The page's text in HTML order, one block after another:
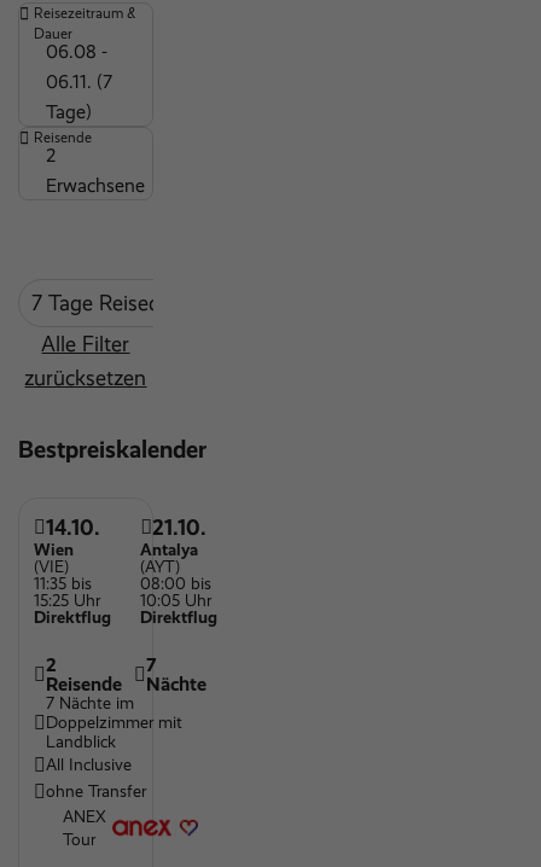
Outdoor Pool
Sauna
Wasserrutsche
Wassersportmöglichkeiten
Wellnessbereich
Kinderpool
Restaurant
Sandstrand
Reisezeitraum &
Dauer
06.08 -
06.11. (7
Tage)
Reisende
2
Erwachsene
7 Tage Reisedauer
Alle Filter
zurücksetzen
Bestpreiskalender
14.10.
Wien
(VIE)
11:35 bis
15:25 Uhr
Direktflug
21.10.
Antalya
(AYT)
08:00 bis
10:05 Uhr
Direktflug
2
Reisende
7
Nächte
7 Nächte im
Doppelzimmer mit
Landblick
All Inclusive
ohne Transfer
ANEX
Tour